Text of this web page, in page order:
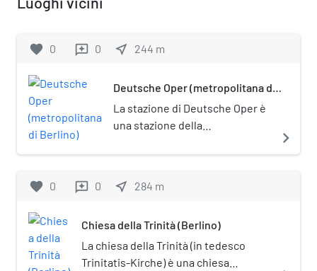
favorite 0 reviews 0 near_me 244 m
Deutsche Oper (metropolitana di
La stazione di Deutsche Oper è
una stazione della
linea U2. È posta sotto tutela
(Denkmalschutz).La stazione
Mein Teil dei Rammstein.
navigate_next
favorite 0 reviews 0 near_me 284 m
Chiesa della Trinità (Berlino)
La chiesa della Trinità (in tedesco
Trinitatis-Kirche) è una chiesa